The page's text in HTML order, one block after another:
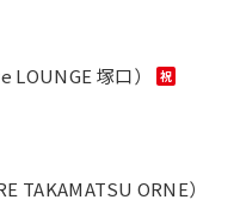
塚口）
祝
TAKAMATSU ORNE）